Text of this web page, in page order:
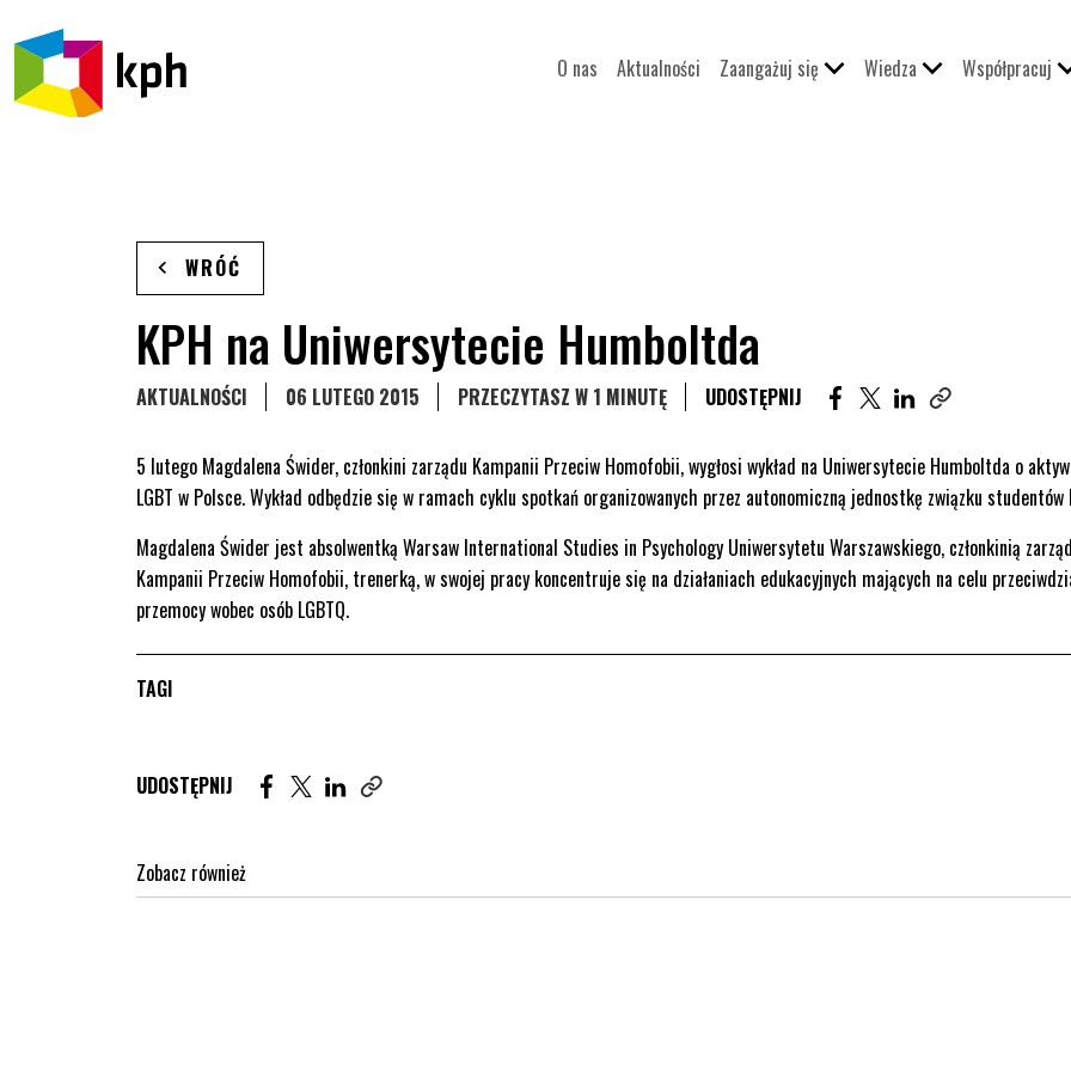
PRZEJDŹ DO TREŚCI
O nas Aktualności Zaangażuj się Wiedza Współpracuj
WRÓĆ
KPH na Uniwersytecie Humboltda
STRONA KATEGORII WPISÓW
AKTUALNOŚCI 06 LUTEGO 2015 PRZECZYTASZ W 1 MINUTĘ UDOSTĘPNIJ UDOSTĘPNIJ ARTYKUŁ NA
UDOSTĘPNIJ
UDOSTĘPNIJ
5 lutego Magdalena Świder, członkini zarządu Kampanii Przeciw Homofobii, wygłosi wykład na Uniwersytecie Humboltda o
LGBT w Polsce. Wykład odbędzie się w ramach cyklu spotkań organizowanych przez autonomiczną jednostkę związku studentów
Magdalena Świder jest absolwentką Warsaw International Studies in Psychology Uniwersytetu Warszawskiego, członkinią
Kampanii Przeciw Homofobii, trenerką, w swojej pracy koncentruje się na działaniach edukacyjnych mających na celu
przemocy wobec osób LGBTQ.
TAGI
UDOSTĘPNIJ Udostępnij artykuł na Facebook. Strona otwiera się w nowym oknie.
Udostępnij artykuł na Twitter. Strona otwiera się w nowym oknie.
Udostępnij artykuł na Linkedin. Strona otwiera się w nowym oknie.
Zobacz również